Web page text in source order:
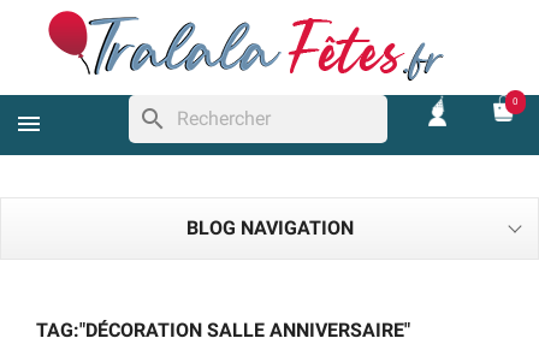
search
0
BLOG NAVIGATION
TAG:"DÉCORATION SALLE ANNIVERSAIRE"